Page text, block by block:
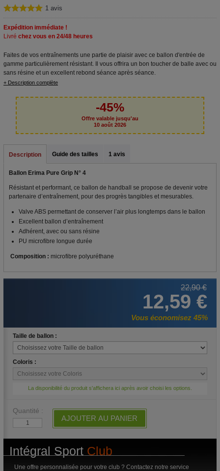
1 avis
Expédition immédiate !
Livré chez vous en 24/48 heures
Faites de vos entraînements une partie de plaisir avec ce ballon d'entrée de
gamme particulièrement résistant. Il vous offrira un bon toucher de balle avec ou
sans résine et un excellent rebond séance après séance.
+ Description complète
-45%
Offre valable jusqu'au
10 août 2026
Description Guide des tailles 1 avis
Ballon Erima Pure Grip N° 4
Résistant et performant, ce ballon de handball se propose de devenir votre
partenaire d’entraînement, pour des progrès tangibles et mesurables.
Valve ABS permettant de conserver l’air plus longtemps dans le ballon
Excellent ballon d’entraînement
Adhérent, avec ou sans résine
PU microfibre longue durée
Composition : microfibre polyuréthane
22,90 €
12,59 €
Vous économisez 45%
Taille de ballon :
Coloris :
La disponibilité du produit s'affichera ici après avoir choisi les options.
Quantité :
AJOUTER AU PANIER
Intégral Sport Club
Une offre personnalisée pour votre club ? Contactez notre service